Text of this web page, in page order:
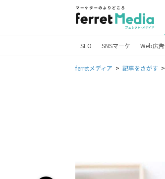
SEO SNSマーケ Web広告
ferretメディア 記事をさがす